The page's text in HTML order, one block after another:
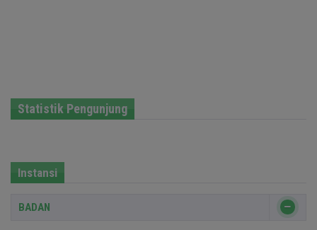
Statistik Pengunjung
Instansi
BADAN